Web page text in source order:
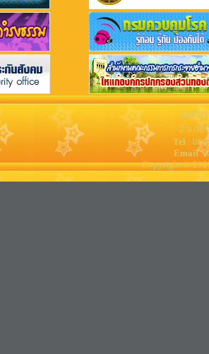
องค์ก
อำเภอ
Tel :
Email:
Copyright ©